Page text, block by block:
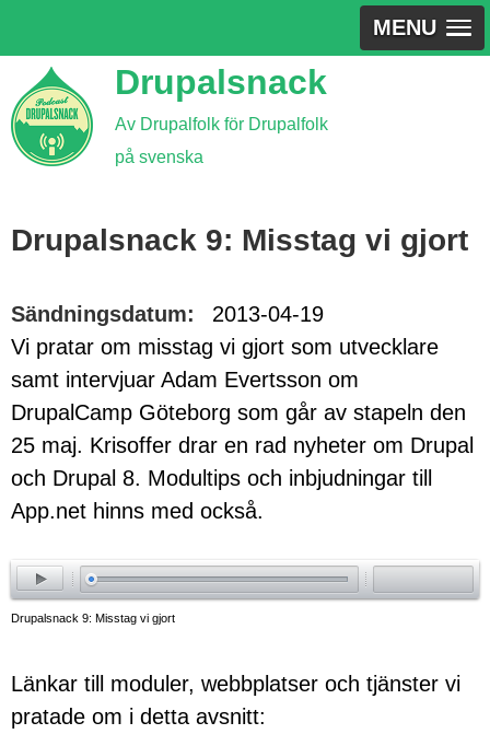
MENU
Jump
to
navigation
Drupalsnack
Av Drupalfolk för Drupalfolk
på svenska
to
Drupalsnack 9: Misstag vi gjort
Sändningsdatum:
2013-04-19
Vi pratar om misstag vi gjort som utvecklare
samt intervjuar Adam Evertsson om
DrupalCamp Göteborg som går av stapeln den
25 maj. Krisoffer drar en rad nyheter om Drupal
och Drupal 8. Modultips och inbjudningar till
App.net hinns med också.
Drupalsnack 9: Misstag vi gjort
Länkar till moduler, webbplatser och tjänster vi
pratade om i detta avsnitt: